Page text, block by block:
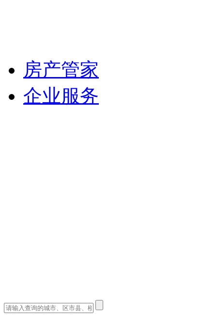
房产管家
企业服务